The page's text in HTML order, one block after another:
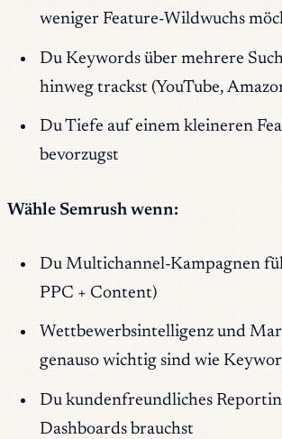
weniger Feature-Wildwuchs
Du Keywords über mehrere
hinweg trackst (YouTube,
Du Tiefe auf einem kleineren
bevorzugst
Wähle Semrush wenn:
Du Multichannel-Kampagnen
PPC + Content)
Wettbewerbsintelligenz und
genauso wichtig sind wie
Du kundenfreundliches
Dashboards brauchst